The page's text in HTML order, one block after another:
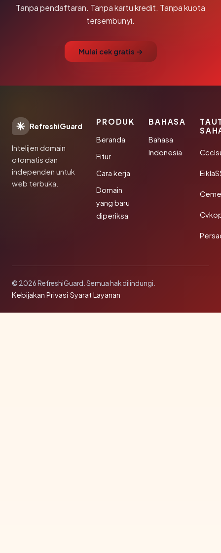
Tanpa pendaftaran. Tanpa kartu kredit. Tanpa kuota
tersembunyi.
Mulai cek gratis →
RefreshiGuard
Intelijen domain
otomatis dan
independen untuk
web terbuka.
PRODUK
Beranda
Fitur
Cara kerja
Domain
yang baru
diperiksa
BAHASA
Bahasa
Indonesia
© 2026 RefreshiGuard. Semua hak dilindungi.
Kebijakan Privasi·Syarat Layanan